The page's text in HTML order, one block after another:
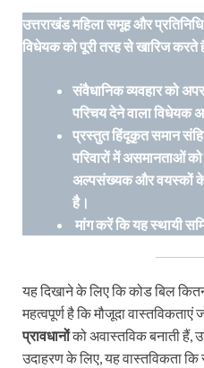
उत्तराखंड महिला समूह और
विधेयक को पूरी तरह से खारिज करते
संवैधानिक व्यवहार को
परिचय देने वाला विधेयक
प्रस्तुत हिंदूकृत समान
परिवारों में असमानताओं
अल्पसंख्यक और वयस्कों के
है।
मांग करें कि यह स्थायी
यह दिखाने के लिए कि कोड बिल
महत्वपूर्ण है कि मौजूदा वास्तविकताएं
प्रावधानोंको अवास्तविक बनाती हैं,
उदाहरण के लिए, यह वास्तविकता कि